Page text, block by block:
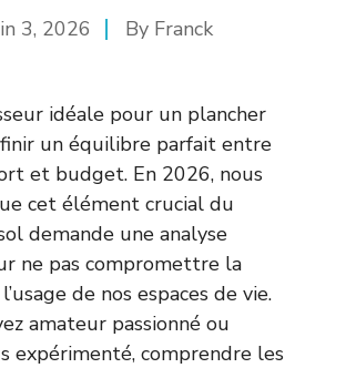
3, 2026 By Franck
idéale pour un plancher
un équilibre parfait entre
et budget. En 2026, nous
cet élément crucial du
demande une analyse
ne pas compromettre la
de nos espaces de vie.
amateur passionné ou
expérimenté, comprendre les